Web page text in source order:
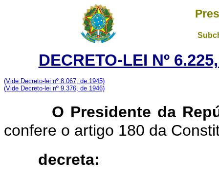
DECRETO-LEI Nº
(Vide Decreto-lei nº 8.067, de 1945)
(Vide Decreto-lei nº 9.376, de 1946)
O Presidente da
confere o artigo 180 da
decreta: